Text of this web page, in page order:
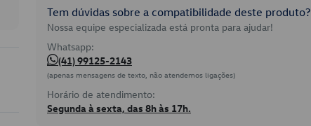
Tem dúvidas sobre a compatibilidade deste produto?
Nossa equipe especializada está pronta para ajudar!
Whatsapp:
(41) 99125-2143
(apenas mensagens de texto, não atendemos ligações)
Horário de atendimento:
Segunda à sexta, das 8h às 17h.